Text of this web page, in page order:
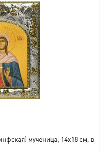
мученица, 14х18 см, в